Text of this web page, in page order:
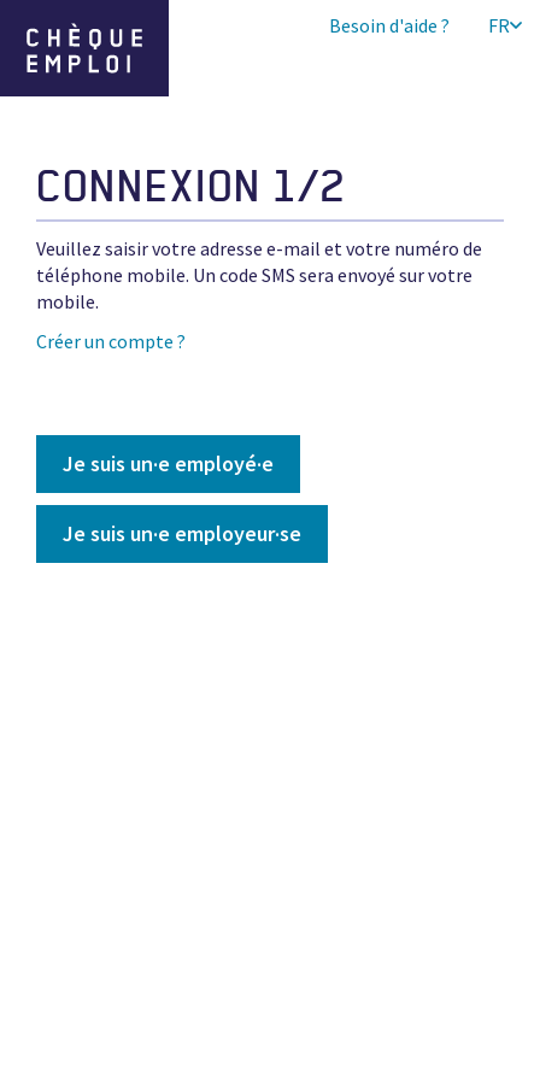
Besoin d'aide ? FR
CONNEXION 1/2
Veuillez saisir votre adresse e-mail et votre numéro de
téléphone mobile. Un code SMS sera envoyé sur votre
mobile.
Créer un compte ?
Je suis un·e employé·e
Je suis un·e employeur·se